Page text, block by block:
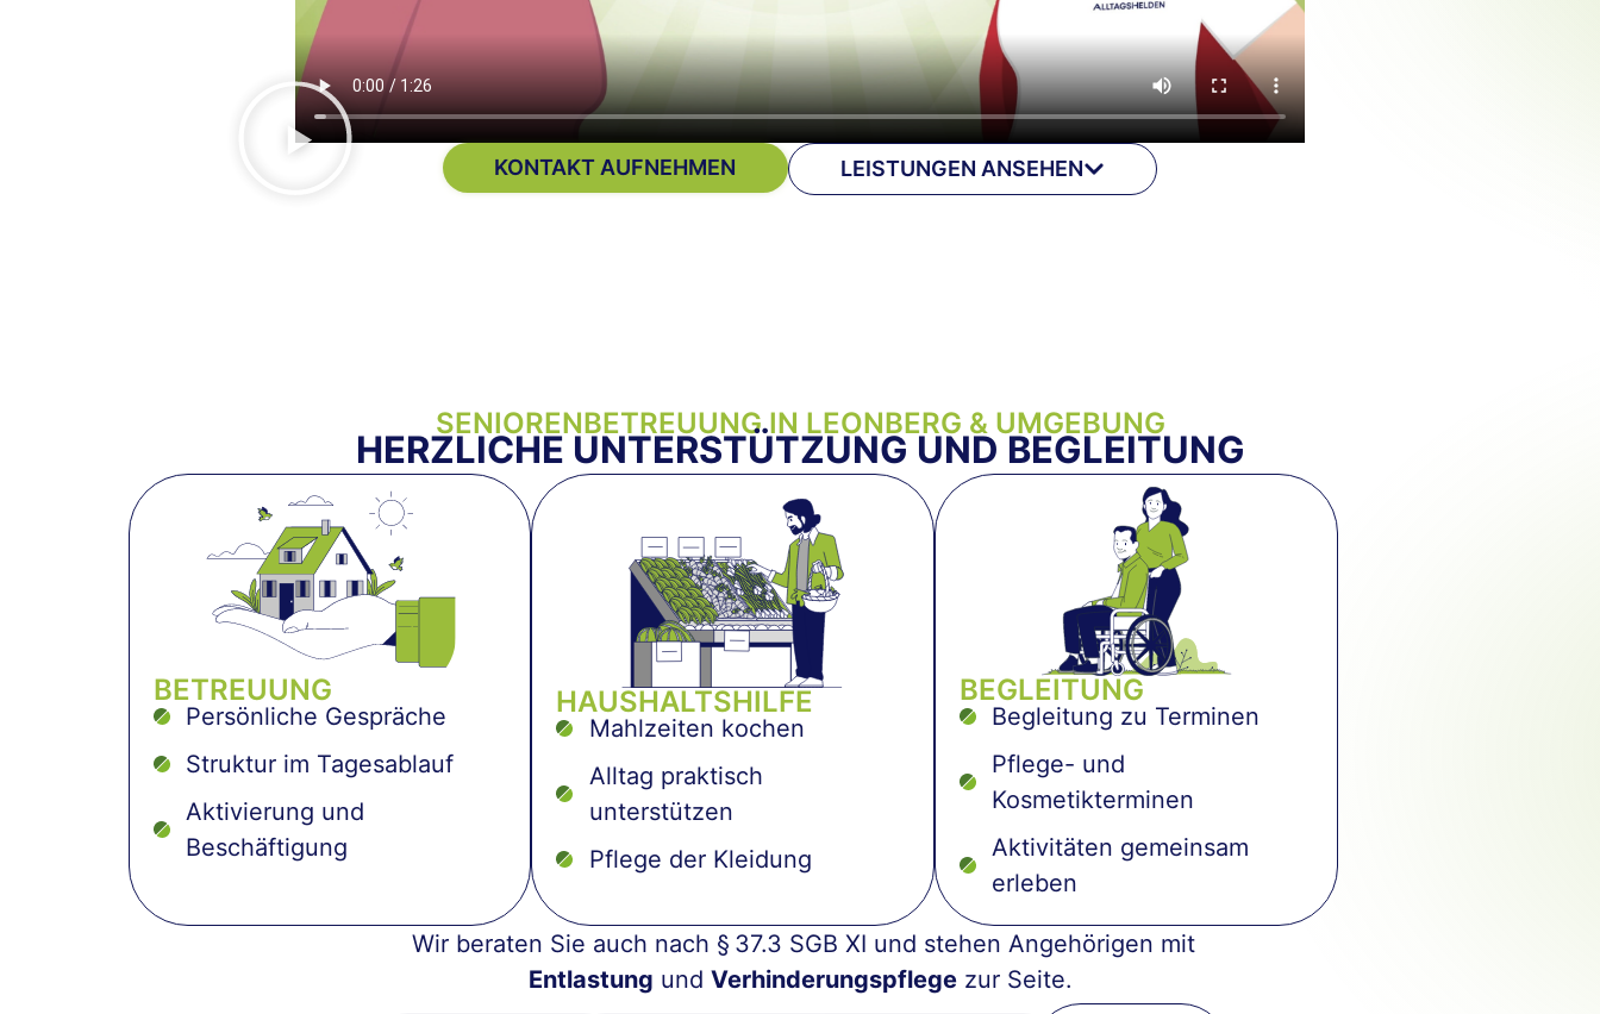
KONTAKT AUFNEHMEN LEISTUNGEN ANSEHEN
SENIORENBETREUUNG IN LEONBERG & UMGEBUNG
HERZLICHE UNTERSTÜTZUNG UND BEGLEITUNG
BETREUUNG
Persönliche Gespräche
Struktur im Tagesablauf
Aktivierung und
Beschäftigung
HAUSHALTSHILFE
Mahlzeiten kochen
Alltag praktisch
unterstützen
Pflege der Kleidung
BEGLEITUNG
Begleitung zu Terminen
Pflege- und
Kosmetikterminen
Aktivitäten gemeinsam
erleben
Wir beraten Sie auch nach § 37.3 SGB XI und stehen Angehörigen mit
Entlastung und Verhinderungspflegezur Seite.